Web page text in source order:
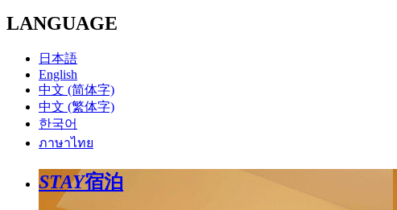
LANGUAGE
日本語
English
中文 (简体字)
中文 (繁体字)
한국어
ภาษาไทย
STAY宿泊